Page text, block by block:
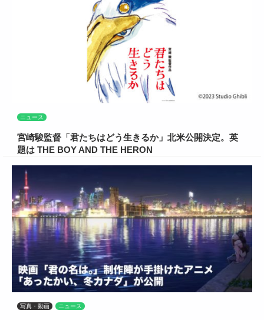
ニュース
宮崎駿監督「君たちはどう生きるか」北米公開決定。英
題は THE BOY AND THE HERON
写真・動画 ニュース